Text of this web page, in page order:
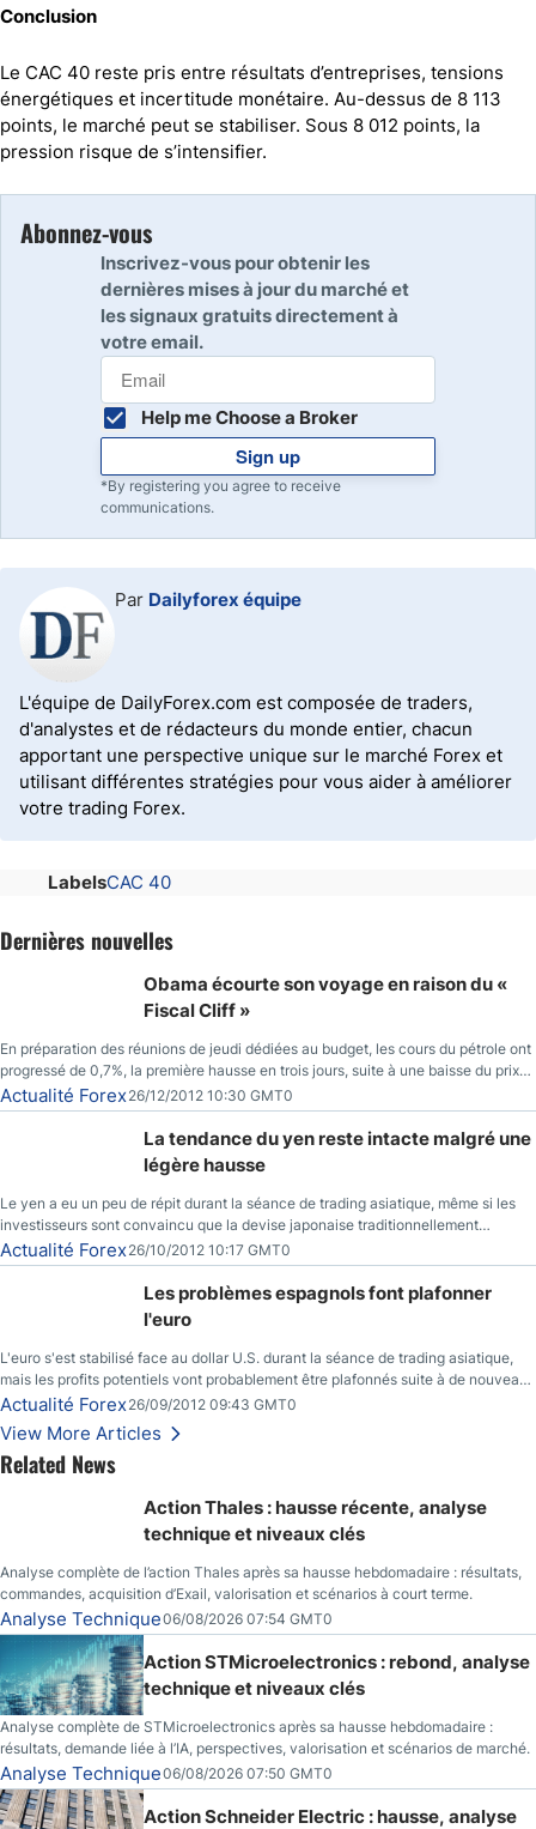
Conclusion
Le CAC 40 reste pris entre résultats d’entreprises, tensions
énergétiques et incertitude monétaire. Au-dessus de 8 113
points, le marché peut se stabiliser. Sous 8 012 points, la
pression risque de s’intensifier.
Abonnez-vous
Inscrivez-vous pour obtenir les
dernières mises à jour du marché et
les signaux gratuits directement à
votre email.
Help me Choose a Broker
Sign up
*By registering you agree to receive
communications.
Par Dailyforex équipe
L'équipe de DailyForex.com est composée de traders,
d'analystes et de rédacteurs du monde entier, chacun
apportant une perspective unique sur le marché Forex et
utilisant différentes stratégies pour vous aider à améliorer
votre trading Forex.
LabelsCAC 40
Dernières nouvelles
Obama écourte son voyage en raison du «
Fiscal Cliff »
En préparation des réunions de jeudi dédiées au budget, les cours du pétrole ont
progressé de 0,7%, la première hausse en trois jours, suite à une baisse du prix
des réserves de pétrole américaines à un bas de 10 semaines.
Actualité Forex 26/12/2012 10:30 GMT0
La tendance du yen reste intacte malgré une
légère hausse
Le yen a eu un peu de répit durant la séance de trading asiatique, même si les
investisseurs sont convaincu que la devise japonaise traditionnellement
sécuritaire devrait chuter de façon importante après la réunion de la Banque du
Japon la semaine prochaine.
Actualité Forex 26/10/2012 10:17 GMT0
Les problèmes espagnols font plafonner
l'euro
L'euro s'est stabilisé face au dollar U.S. durant la séance de trading asiatique,
mais les profits potentiels vont probablement être plafonnés suite à de nouveaux
événements liés au renflouement en Espagne, renforçant les inquiétudes des
investisseurs.
Actualité Forex 26/09/2012 09:43 GMT0
View More Articles
Related News
Action Thales : hausse récente, analyse
technique et niveaux clés
Analyse complète de l’action Thales après sa hausse hebdomadaire : résultats,
commandes, acquisition d’Exail, valorisation et scénarios à court terme.
Analyse Technique06/08/2026 07:54 GMT0
Action STMicroelectronics : rebond, analyse
technique et niveaux clés
Analyse complète de STMicroelectronics après sa hausse hebdomadaire :
résultats, demande liée à l’IA, perspectives, valorisation et scénarios de marché.
Analyse Technique06/08/2026 07:50 GMT0
Action Schneider Electric : hausse, analyse